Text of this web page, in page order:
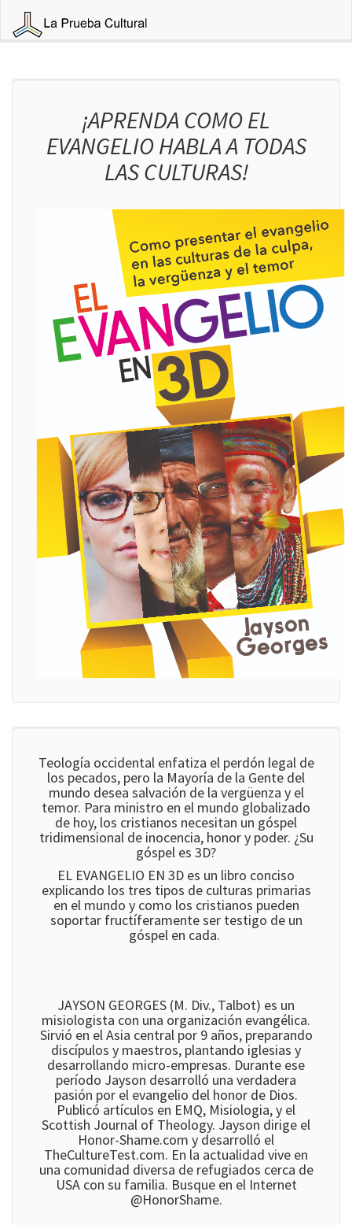
¡APRENDA COMO EL
EVANGELIO HABLA A TODAS
LAS CULTURAS!
Teología occidental enfatiza el perdón legal de
los pecados, pero la Mayoría de la Gente del
mundo desea salvación de la vergüenza y el
temor. Para ministro en el mundo globalizado
de hoy, los cristianos necesitan un góspel
tridimensional de inocencia, honor y poder. ¿Su
góspel es 3D?
EL EVANGELIO EN 3D es un libro conciso
explicando los tres tipos de culturas primarias
en el mundo y como los cristianos pueden
soportar fructíferamente ser testigo de un
góspel en cada.
JAYSON GEORGES (M. Div., Talbot) es un
misiologista con una organización evangélica.
Sirvió en el Asia central por 9 años, preparando
discípulos y maestros, plantando iglesias y
desarrollando micro-empresas. Durante ese
período Jayson desarrolló una verdadera
pasión por el evangelio del honor de Dios.
Publicó artículos en EMQ, Misiologia, y el
Scottish Journal of Theology. Jayson dirige el
Honor-Shame.com y desarrolló el
TheCultureTest.com. En la actualidad vive en
una comunidad diversa de refugiados cerca de
USA con su familia. Busque en el Internet
@HonorShame.